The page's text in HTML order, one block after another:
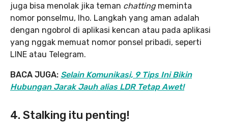
juga bisa menolak jika teman chattingmeminta
nomor ponselmu, lho. Langkah yang aman adalah
dengan ngobrol di aplikasi kencan atau pada aplikasi
yang nggak memuat nomor ponsel pribadi, seperti
LINE atau Telegram.
BACA JUGA: Selain Komunikasi, 9 Tips Ini Bikin
Hubungan Jarak Jauh alias LDR Tetap Awet!
4. Stalking itu penting!